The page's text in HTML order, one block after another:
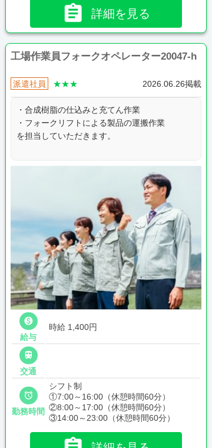
 詳細を見る
工場作業員フォークオペレーター20047-h
派遣社員 ★★★ 2026.06.26掲載
・合成樹脂の仕込みと充てん作業
・フォークリフトによる製品の運搬作業
を担当していただきます。

給与
時給 1,400円

交通

勤務時間
シフト制
①7:00～16:00（休憩時間60分）
②8:00～17:00（休憩時間60分）
③14:00～23:00（休憩時間60分）